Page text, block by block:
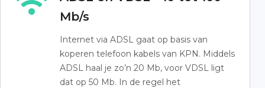
Mb/s
Internet via ADSL gaat op basis van
koperen telefoon kabels van KPN. Middels
ADSL haal je zo’n 20 Mb, voor VDSL ligt
dat op 50 Mb. In de regel het